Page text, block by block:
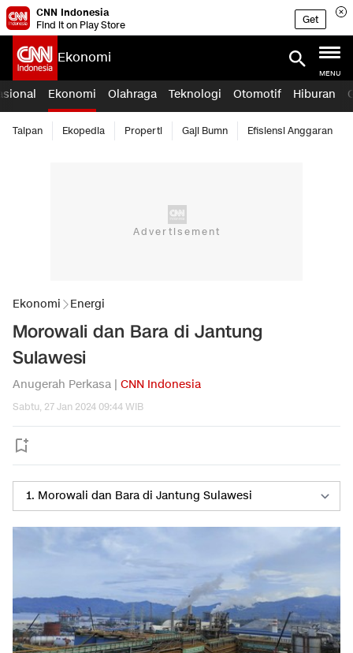
CNN Indonesia
Find it on Play Store
Get
Ekonomi
MENU
Ekonomi Olahraga Teknologi Otomotif Hiburan
Taipan Ekopedia Properti Gaji Bumn Efisiensi Anggaran
Ekonomi Energi
Morowali dan Bara di Jantung
Sulawesi
Anugerah Perkasa | CNN Indonesia
Sabtu, 27 Jan 2024 09:44 WIB